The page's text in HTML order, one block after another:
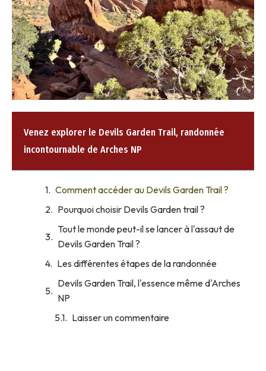
Venez explorer le Devils Garden Trail, randonnée
incontournable de Arches NP
Comment accéder au Devils Garden Trail ?
Pourquoi choisir Devils Garden trail ?
Tout le monde peut-il se lancer à l'assaut de
Devils Garden Trail ?
Les différentes étapes de la randonnée
Devils Garden Trail, l'essence même d'Arches
NP
Laisser un commentaire